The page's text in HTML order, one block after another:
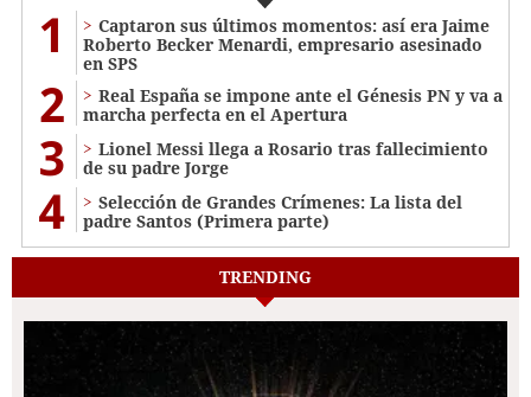
1
Captaron sus últimos momentos: así era Jaime
Roberto Becker Menardi​​​, empresario asesinado
en SPS
2
Real España se impone ante el Génesis PN y va a
marcha perfecta en el Apertura
3
Lionel Messi llega a Rosario tras fallecimiento
de su padre Jorge
4
Selección de Grandes Crímenes: La lista del
padre Santos (Primera parte)
TRENDING